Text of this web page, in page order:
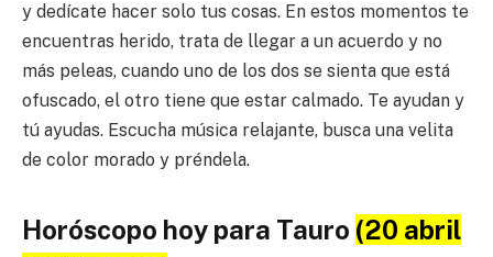
y dedícate hacer solo tus cosas. En estos momentos te
encuentras herido, trata de llegar a un acuerdo y no
más peleas, cuando uno de los dos se sienta que está
ofuscado, el otro tiene que estar calmado. Te ayudan y
tú ayudas. Escucha música relajante, busca una velita
de color morado y préndela.
Horóscopo hoy para Tauro (20 abril